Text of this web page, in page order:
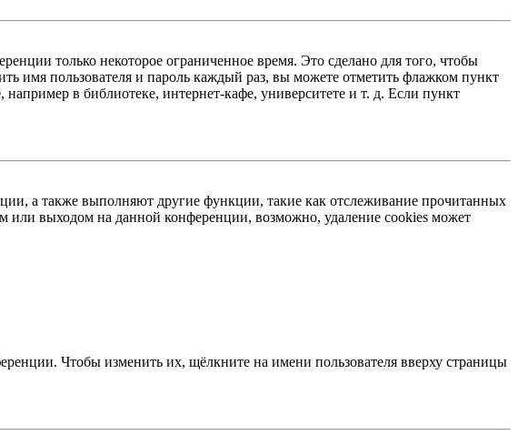
только некоторое ограниченное время. Это сделано для того, чтобы
имя пользователя и пароль каждый раз, вы можете отметить флажком пункт
в библиотеке, интернет-кафе, университете и т. д. Если пункт
а также выполняют другие функции, такие как отслеживание прочитанных
или выходом на данной конференции, возможно, удаление cookies может
Чтобы изменить их, щёлкните на имени пользователя вверху страницы